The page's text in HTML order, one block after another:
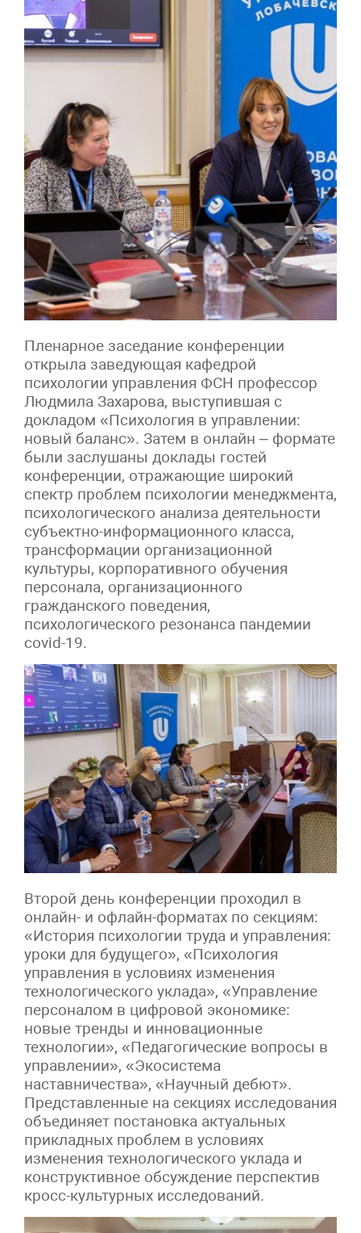
Пленарное заседание конференции
открыла заведующая кафедрой
психологии управления ФСН профессор
Людмила Захарова, выступившая с
докладом «Психология в управлении:
новый баланс». Затем в онлайн – формате
были заслушаны доклады гостей
конференции, отражающие широкий
спектр проблем психологии менеджмента,
психологического анализа деятельности
субъектно-информационного класса,
трансформации организационной
культуры, корпоративного обучения
персонала, организационного
гражданского поведения,
психологического резонанса пандемии
covid-19.
Второй день конференции проходил в
онлайн- и офлайн-форматах по секциям:
«История психологии труда и управления:
уроки для будущего», «Психология
управления в условиях изменения
технологического уклада», «Управление
персоналом в цифровой экономике:
новые тренды и инновационные
технологии», «Педагогические вопросы в
управлении», «Экосистема
наставничества», «Научный дебют».
Представленные на секциях исследования
объединяет постановка актуальных
прикладных проблем в условиях
изменения технологического уклада и
конструктивное обсуждение перспектив
кросс-культурных исследований.